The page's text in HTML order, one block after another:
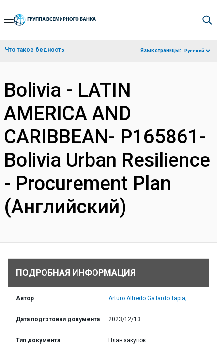
Skip
Navigation
Что такое бедность Язык страницы: Русский
Bolivia - LATIN
AMERICA AND
CARIBBEAN- P165861-
Bolivia Urban Resilience
- Procurement Plan
(Английский)
ПОДРОБНАЯ ИНФОРМАЦИЯ
Автор Arturo Alfredo Gallardo Tapia;
Дата подготовки документа 2023/12/13
Тип документа План закупок